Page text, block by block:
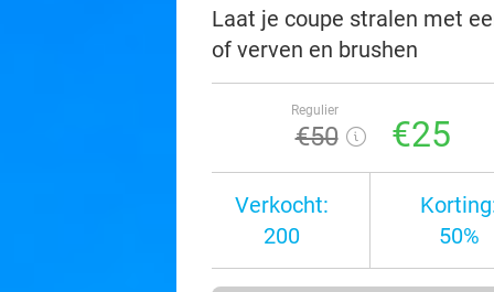
Laat je coupe stralen met
of verven en brushen
Regulier
€50 €25
Verkocht:
200
50%